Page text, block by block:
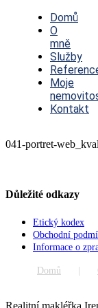
NavigationDomů
O
mně
Služby
Moje
Kontakt
041-portret-
Důležité odkazy
Etický kodex
Obchodní
Informace o
Domů
Realitní makléřka